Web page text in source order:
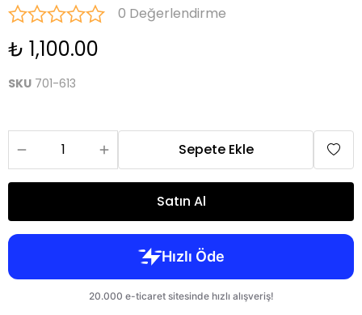
0 Değerlendirme
₺ 1,100.00
SKU 701-613
Sepete Ekle
Satın Al